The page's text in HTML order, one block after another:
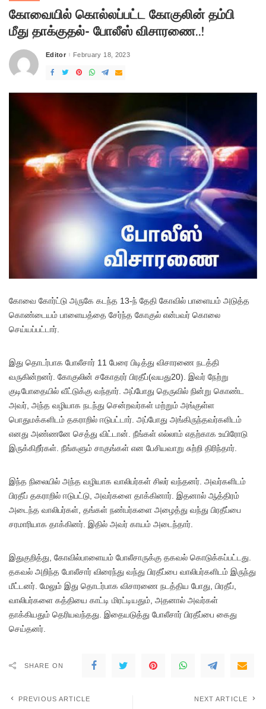
கோவையில் கொல்லப்பட்ட கோகுலின் தம்பி
மீது தாக்குதல்- போலீஸ் விசாரணை..!
Posted
Editor February 18, 2023
கோவை கோர்ட்டு அருகே கடந்த 13-ந் தேதி கோவில் பாளையம் அடுத்த
கொண்டையம் பாளையத்தை சேர்ந்த கோகுல் என்பவர் கொலை
செய்யப்பட்டார்.
இது தொடர்பாக போலீசார் 11 பேரை பிடித்து விசாரணை நடத்தி
வருகின்றனர். கோகுலின் சகோதரர் பிரதீப்(வயது20). இவர் நேற்று
குடிபோதையில் வீட்டுக்கு வந்தார். அப்போது தெருவில் நின்று கொண்ட
அவர், அந்த வழியாக நடந்து சென்றவர்கள் மற்றும் அங்குள்ள
பொதுமக்களிடம் தகராறில் ஈடுபட்டார். அப்போது அங்கிருந்தவர்களிடம்
எனது அண்ணனே செத்து விட்டான். நீங்கள் எல்லாம் எதற்காக உயிரோடு
இருக்கிறீர்கள். நீங்களும் சாகுங்கள் என பேசியவாறு சுற்றி திரிந்தார்.
இந்த நிலையில் அந்த வழியாக வாலிபர்கள் சிலர் வந்தனர். அவர்களிடம்
பிரதீப் தகராறில் ஈடுபட்டு, அவர்களை தாக்கினார். இதனால் ஆத்திரம்
அடைந்த வாலிபர்கள், தங்கள் நண்பர்களை அழைத்து வந்து பிரதீப்பை
சரமாரியாக தாக்கினர். இதில் அவர் காயம் அடைந்தார்.
இதுகுறித்து, கோவில்பாளையம் போலீசாருக்கு தகவல் கொடுக்கப்பட்டது.
தகவல் அறிந்த போலீசார் விரைந்து வந்து பிரதீப்பை வாலிபர்களிடம் இருந்து
மீட்டனர். மேலும் இது தொடர்பாக விசாரணை நடத்திய போது, பிரதீப்,
வாலிபர்களை கத்தியை காட்டி மிரட்டியதும், அதனால் அவர்கள்
தாக்கியதும் தெரியவந்தது. இதையடுத்து போலீசார் பிரதீப்பை கைது
செய்தனர்.
SHARE ON
PREVIOUS ARTICLE NEXT ARTICLE